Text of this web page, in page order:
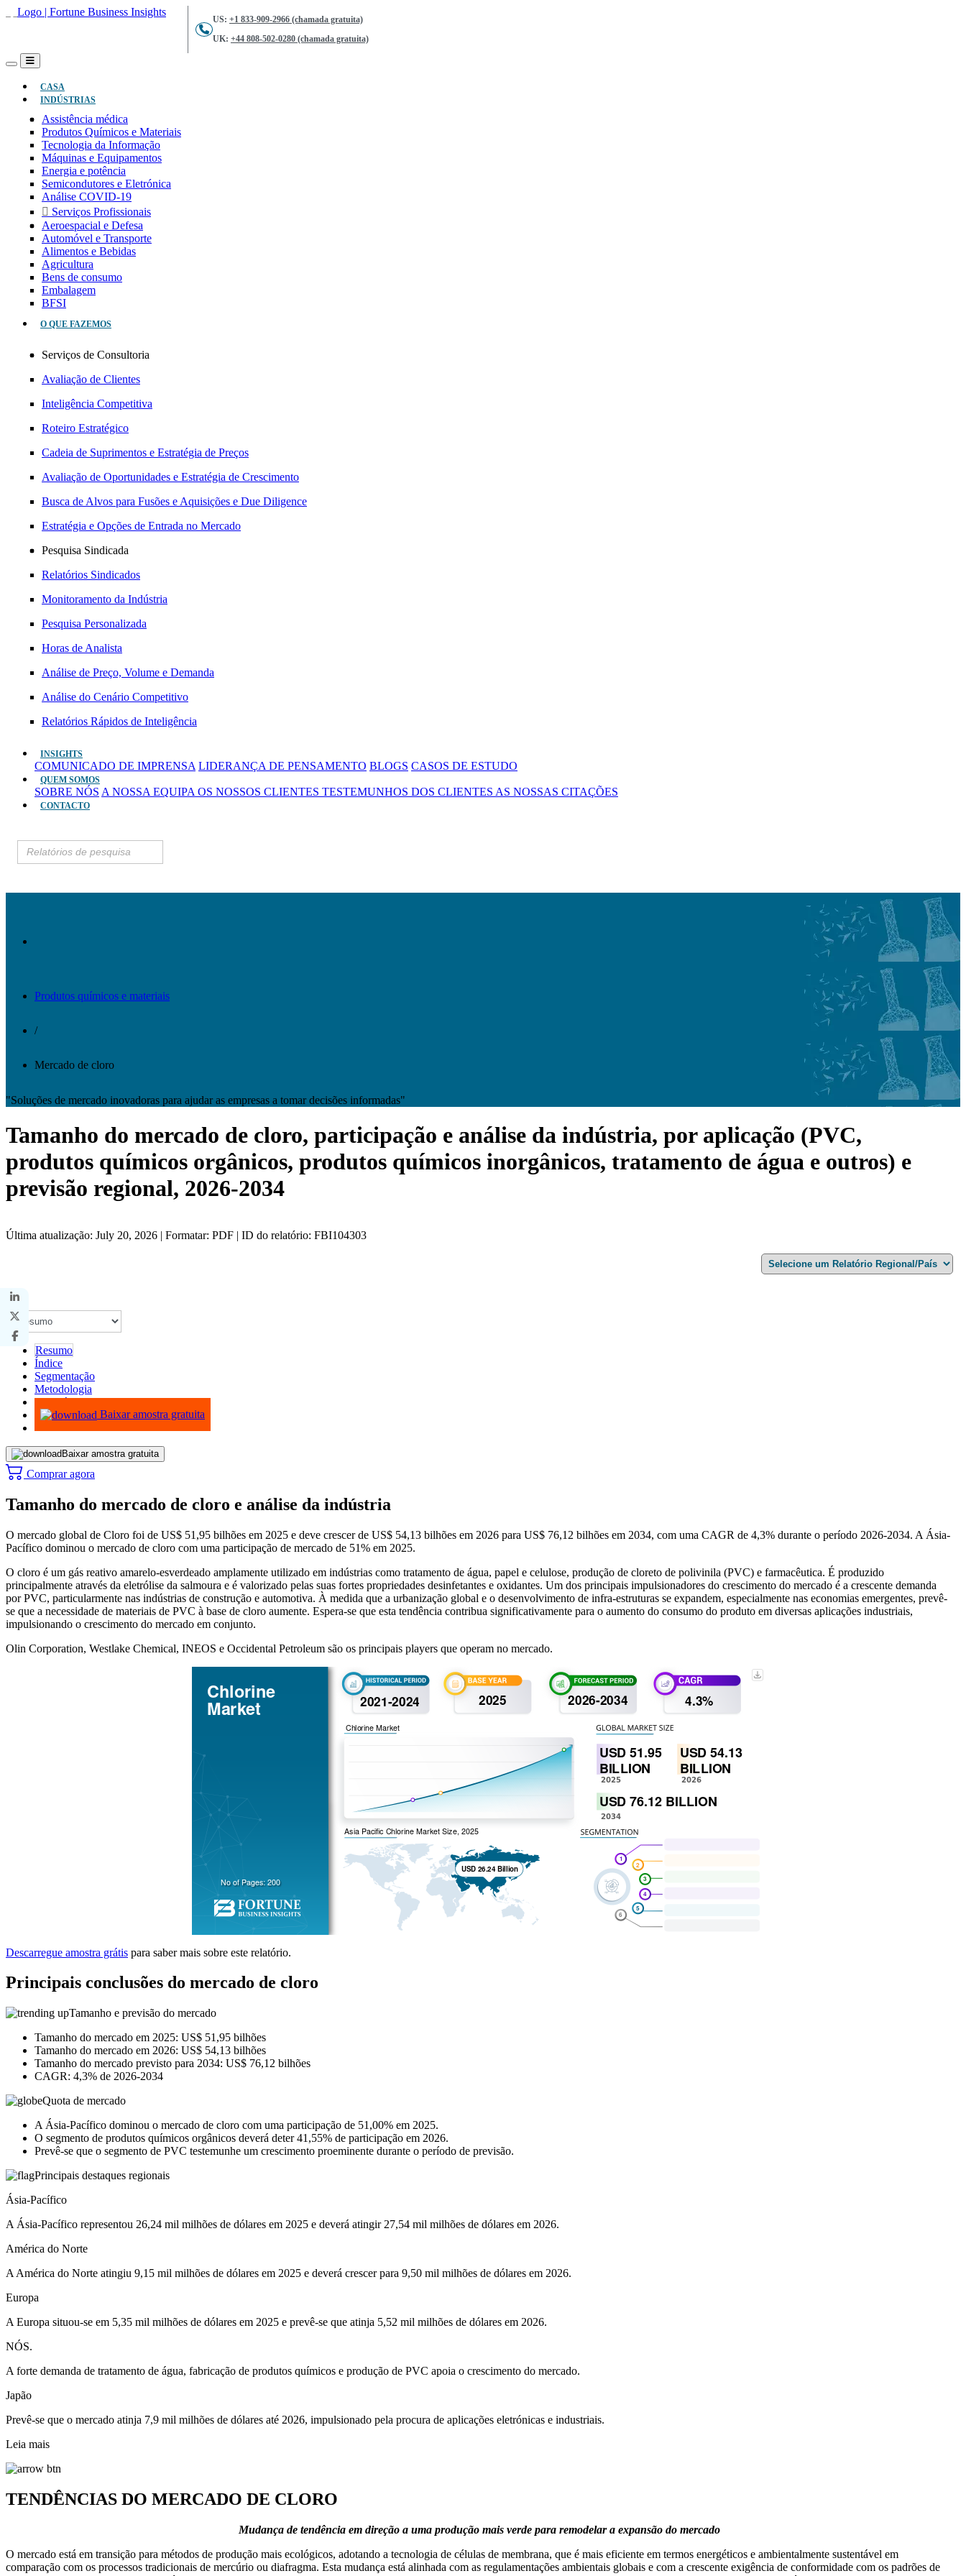
US: +1 833-909-2966 (chamada gratuita)
UK: +44 808-502-0280 (chamada gratuita)
CASA
INDÚSTRIAS
Assistência médica
Produtos Químicos e Materiais
Tecnologia da Informação
Máquinas e Equipamentos
Energia e potência
Semicondutores e Eletrónica
Análise COVID-19
Serviços Profissionais
Aeroespacial e Defesa
Automóvel e Transporte
Alimentos e Bebidas
Agricultura
Bens de consumo
Embalagem
BFSI
O QUE FAZEMOS
Serviços de Consultoria
Avaliação de Clientes
Inteligência Competitiva
Roteiro Estratégico
Cadeia de Suprimentos e Estratégia de Preços
Avaliação de Oportunidades e Estratégia de Crescimento
Busca de Alvos para Fusões e Aquisições e Due Diligence
Estratégia e Opções de Entrada no Mercado
Pesquisa Sindicada
Relatórios Sindicados
Monitoramento da Indústria
Pesquisa Personalizada
Horas de Analista
Análise de Preço, Volume e Demanda
Análise do Cenário Competitivo
Relatórios Rápidos de Inteligência
INSIGHTS
COMUNICADO DE IMPRENSA LIDERANÇA DE PENSAMENTO BLOGS CASOS DE ESTUDO
QUEM SOMOS
SOBRE NÓS A NOSSA EQUIPA OS NOSSOS CLIENTES TESTEMUNHOS DOS CLIENTES AS NOSSAS CITAÇÕES
CONTACTO
Produtos químicos e materiais
/
Mercado de cloro
"Soluções de mercado inovadoras para ajudar as empresas a tomar decisões informadas"
Tamanho do mercado de cloro, participação e análise da indústria, por aplicação (PVC,
produtos químicos orgânicos, produtos químicos inorgânicos, tratamento de água e outros) e
previsão regional, 2026-2034
Última atualização: July 20, 2026 | Formatar: PDF | ID do relatório: FBI104303
Resumo
Índice
Segmentação
Metodologia
Infográficos
Baixar amostra gratuita
Baixar amostra gratuita
Comprar agora
Tamanho do mercado de cloro e análise da indústria
O mercado global de Cloro foi de US$ 51,95 bilhões em 2025 e deve crescer de US$ 54,13 bilhões em 2026 para US$ 76,12 bilhões em 2034, com uma CAGR de 4,3% durante o período 2026-2034. A Ásia-
Pacífico dominou o mercado de cloro com uma participação de mercado de 51% em 2025.
O cloro é um gás reativo amarelo-esverdeado amplamente utilizado em indústrias como tratamento de água, papel e celulose, produção de cloreto de polivinila (PVC) e farmacêutica. É produzido
principalmente através da eletrólise da salmoura e é valorizado pelas suas fortes propriedades desinfetantes e oxidantes. Um dos principais impulsionadores do crescimento do mercado é a crescente demanda
por PVC, particularmente nas indústrias de construção e automotiva. À medida que a urbanização global e o desenvolvimento de infra-estruturas se expandem, especialmente nas economias emergentes, prevê-
se que a necessidade de materiais de PVC à base de cloro aumente. Espera-se que esta tendência contribua significativamente para o aumento do consumo do produto em diversas aplicações industriais,
impulsionando o crescimento do mercado em conjunto.
Olin Corporation, Westlake Chemical, INEOS e Occidental Petroleum são os principais players que operam no mercado.
Descarregue amostra grátis para saber mais sobre este relatório.
Principais conclusões do mercado de cloro
Tamanho e previsão do mercado
Tamanho do mercado em 2025: US$ 51,95 bilhões
Tamanho do mercado em 2026: US$ 54,13 bilhões
Tamanho do mercado previsto para 2034: US$ 76,12 bilhões
CAGR: 4,3% de 2026-2034
Quota de mercado
A Ásia-Pacífico dominou o mercado de cloro com uma participação de 51,00% em 2025.
O segmento de produtos químicos orgânicos deverá deter 41,55% de participação em 2026.
Prevê-se que o segmento de PVC testemunhe um crescimento proeminente durante o período de previsão.
Principais destaques regionais
Ásia-Pacífico
A Ásia-Pacífico representou 26,24 mil milhões de dólares em 2025 e deverá atingir 27,54 mil milhões de dólares em 2026.
América do Norte
A América do Norte atingiu 9,15 mil milhões de dólares em 2025 e deverá crescer para 9,50 mil milhões de dólares em 2026.
Europa
A Europa situou-se em 5,35 mil milhões de dólares em 2025 e prevê-se que atinja 5,52 mil milhões de dólares em 2026.
NÓS.
A forte demanda de tratamento de água, fabricação de produtos químicos e produção de PVC apoia o crescimento do mercado.
Japão
Prevê-se que o mercado atinja 7,9 mil milhões de dólares até 2026, impulsionado pela procura de aplicações eletrónicas e industriais.
Leia mais
TENDÊNCIAS DO MERCADO DE CLORO
Mudança de tendência em direção a uma produção mais verde para remodelar a expansão do mercado
O mercado está em transição para métodos de produção mais ecológicos, adotando a tecnologia de células de membrana, que é mais eficiente em termos energéticos e ambientalmente sustentável em
comparação com os processos tradicionais de mercúrio ou diafragma. Esta mudança está alinhada com as regulamentações ambientais globais e com a crescente exigência de conformidade com os padrões de